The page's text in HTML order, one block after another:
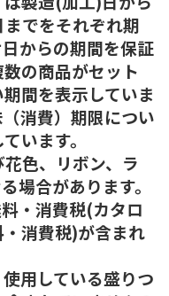
でをそれぞれ期
からの期間を保証
の商品がセット
間を表示していま
消費）期限につい
います。
色、リボン、ラ
場合があります。
・消費税(カタロ
消費税)が含まれ
用している盛りつ